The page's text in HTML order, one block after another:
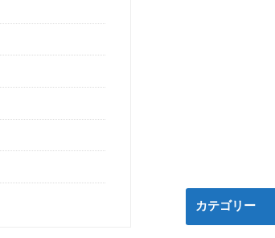
カテゴリー